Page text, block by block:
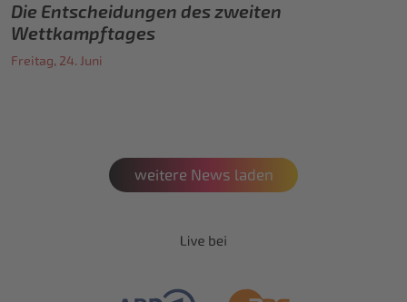
Die Entscheidungen des zweiten
Wettkampftages
Freitag, 24. Juni
weitere News laden